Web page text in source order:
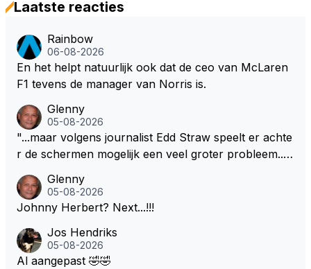
Laatste reacties
Rainbow
06-08-2026
En het helpt natuurlijk ook dat de ceo van McLaren
F1 tevens de manager van Norris is.
Glenny
05-08-2026
"...maar volgens journalist Edd Straw speelt er achte
r de schermen mogelijk een veel groter probleem..."
Glenny
05-08-2026
Johnny Herbert? Next...!!!
Jos Hendriks
05-08-2026
Al aangepast 🤣🤣